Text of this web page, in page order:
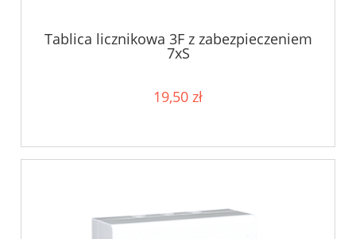
Tablica licznikowa 3F z zabezpieczeniem
7xS
19,50 zł